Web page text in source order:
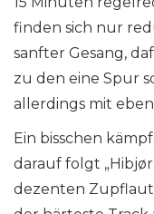
finden sich nur
sanfter Gesang,
zu den eine Spur
allerdings mit
Ein bisschen
darauf folgt
dezenten